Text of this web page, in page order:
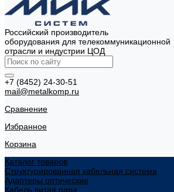
Российский производитель
оборудования для телекоммуникационной
отрасли и индустрии ЦОД
+7 (8452) 24-30-51
mail@metalkomp.ru
Сравнение
Избранное
Корзина
Каталог товаров
Структурированная кабельная система
Адаптеры оптические
Кабель витая пара